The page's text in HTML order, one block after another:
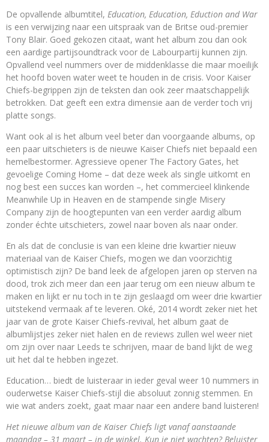
De opvallende albumtitel, Education, Education, Eduction and War
is een verwijzing naar een uitspraak van de Britse oud-premier
Tony Blair. Goed gekozen citaat, want het album zou dan ook
een aardige partijsoundtrack voor de Labourpartij kunnen zijn.
Opvallend veel nummers over de middenklasse die maar moeilijk
het hoofd boven water weet te houden in de crisis. Voor Kaiser
Chiefs-begrippen zijn de teksten dan ook zeer maatschappelijk
betrokken. Dat geeft een extra dimensie aan de verder toch vrij
platte songs.
Want ook al is het album veel beter dan voorgaande albums, op
een paar uitschieters is de nieuwe Kaiser Chiefs niet bepaald een
hemelbestormer. Agressieve opener The Factory Gates, het
gevoelige Coming Home – dat deze week als single uitkomt en
nog best een succes kan worden –, het commercieel klinkende
Meanwhile Up in Heaven en de stampende single Misery
Company zijn de hoogtepunten van een verder aardig album
zonder échte uitschieters, zowel naar boven als naar onder.
En als dat de conclusie is van een kleine drie kwartier nieuw
materiaal van de Kaiser Chiefs, mogen we dan voorzichtig
optimistisch zijn? De band leek de afgelopen jaren op sterven na
dood, trok zich meer dan een jaar terug om een nieuw album te
maken en lijkt er nu toch in te zijn geslaagd om weer drie kwartier
uitstekend vermaak af te leveren. Oké, 2014 wordt zeker niet het
jaar van de grote Kaiser Chiefs-revival, het album gaat de
albumlijstjes zeker niet halen en de reviews zullen wel weer niet
om zijn over naar Leeds te schrijven, maar de band lijkt de weg
uit het dal te hebben ingezet.
Education… biedt de luisteraar in ieder geval weer 10 nummers in
ouderwetse Kaiser Chiefs-stijl die absoluut zonnig stemmen. En
wie wat anders zoekt, gaat maar naar een andere band luisteren!
Het nieuwe album van de Kaiser Chiefs ligt vanaf aanstaande
maandag – 31 maart – in de winkel. Kun je niet wachten? Beluister